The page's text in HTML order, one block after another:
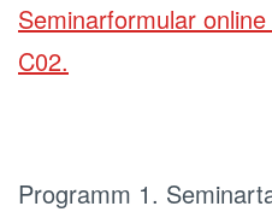
Seminarformular
C02.
Programm 1.